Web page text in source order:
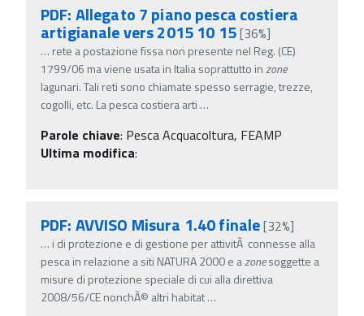
PDF: Allegato 7 piano pesca costiera
artigianale vers 2015 10 15[36%]
… rete a postazione fissa non presente nel Reg. (CE)
1799/06 ma viene usata in Italia soprattutto inzone
lagunari. Tali reti sono chiamate spesso serragie, trezze,
cogolli, etc. La pesca costiera arti …
Parole chiave: Pesca Acquacoltura, FEAMP
Ultima modifica:
PDF: AVVISO Misura 1.40 finale[32%]
… i di protezione e di gestione per attivitÃ connesse alla
pesca in relazione a siti NATURA 2000 e azonesoggette a
misure di protezione speciale di cui alla direttiva
2008/56/CE nonchÃ© altri habitat…